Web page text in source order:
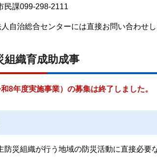
民課099-298-2111
自治総合センターには直接お問い合わせ
組織育成助成事
8年度実施事業）の募集は終了しました。
防災組織が行う地域の防災活動に直接必要